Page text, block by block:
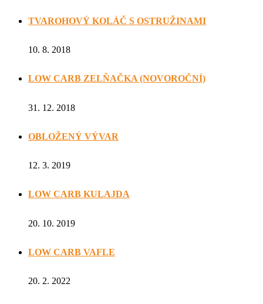
TVAROHOVÝ KOLÁČ S OSTRUŽINAMI
10. 8. 2018
LOW CARB ZELŇAČKA (NOVOROČNÍ)
31. 12. 2018
OBLOŽENÝ VÝVAR
12. 3. 2019
LOW CARB KULAJDA
20. 10. 2019
LOW CARB VAFLE
20. 2. 2022